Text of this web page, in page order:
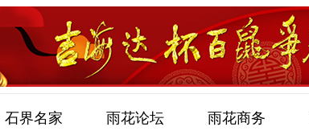
石界名家 雨花论坛 雨花商务